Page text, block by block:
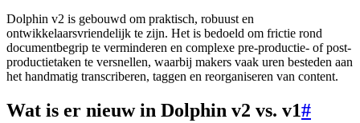
Dolphin v2 is gebouwd om praktisch, robuust en
ontwikkelaarsvriendelijk te zijn. Het is bedoeld om frictie rond
documentbegrip te verminderen en complexe pre-productie- of post-
productietaken te versnellen, waarbij makers vaak uren besteden aan
het handmatig transcriberen, taggen en reorganiseren van content.
Wat is er nieuw in Dolphin v2 vs. v1#